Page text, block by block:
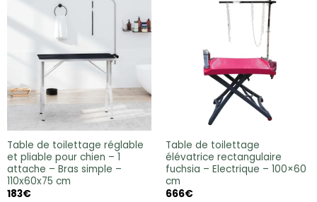
Table de toilettage réglable
et pliable pour chien – 1
attache – Bras simple –
110x60x75 cm
183€
Table de toilettage
élévatrice rectangulaire
fuchsia – Electrique – 100×60
cm
666€